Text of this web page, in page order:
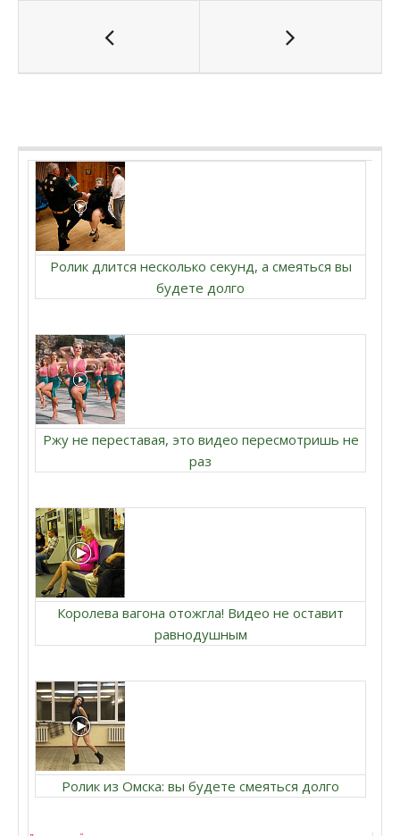
Ролик длится несколько секунд, а смеяться вы
будете долго
Ржу не переставая, это видео пересмотришь не
раз
Королева вагона отожгла! Видео не оставит
равнодушным
Ролик из Омска: вы будете смеяться долго